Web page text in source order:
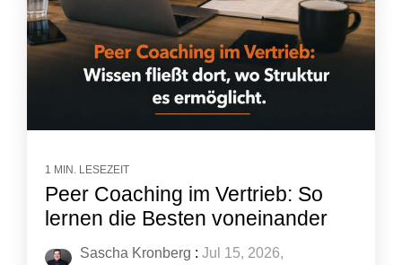
1 MIN. LESEZEIT
Peer Coaching im Vertrieb: So
lernen die Besten voneinander
Sascha Kronberg : Jul 15, 2026,